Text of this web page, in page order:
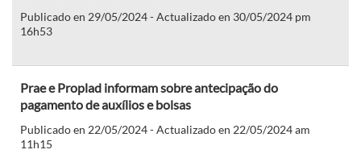
Publicado en 29/05/2024 - Actualizado en 30/05/2024 pm
16h53
Prae e Proplad informam sobre antecipação do
pagamento de auxílios e bolsas
Publicado en 22/05/2024 - Actualizado en 22/05/2024 am
11h15